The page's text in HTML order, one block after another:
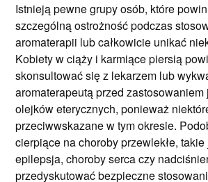
Istnieją pewne grupy osób, które
szczególną ostrożność podczas
aromaterapii lub całkowicie unikać
Kobiety w ciąży i karmiące piersią
skonsultować się z lekarzem lub
aromaterapeutą przed
olejków eterycznych, ponieważ
przeciwwskazane w tym okresie.
cierpiące na choroby przewlekłe, takie
epilepsja, choroby serca czy
przedyskutować bezpieczne